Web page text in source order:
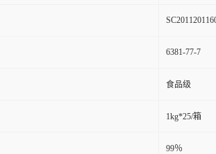
6381-77-7
食品级
1kg*25/箱
99％